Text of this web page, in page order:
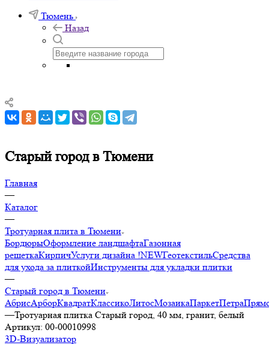
Тюмень
Назад
Старый город в Тюмени
Главная
—
Каталог
—
Тротуарная плита в Тюмени
БордюрыОформление ландшафтаГазонная
решеткаКирпичУслуги дизайна !NEWГеотекстильСредства
для ухода за плиткойИнструменты для укладки плитки
—
Старый город в Тюмени
АбрисАрборКвадратКлассикоЛитосМозаикаПаркетПетра
—Тротуарная плитка Старый город, 40 мм, гранит, белый
Артикул: 00-00010998
3D-Визуализатор